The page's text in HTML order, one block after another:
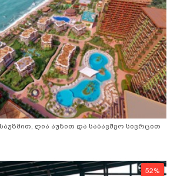
ღია აუზით და საბავშვო სივრცით
52%